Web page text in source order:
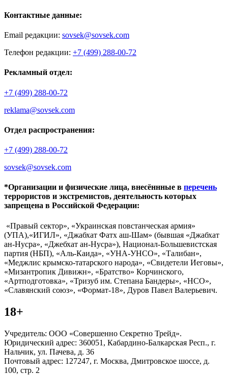
Контактные данные:
Email редакции: sovsek@sovsek.com
Телефон редакции: +7 (499) 288-00-72
Рекламный отдел:
+7 (499) 288-00-72
reklama@sovsek.com
Отдел распространения:
+7 (499) 288-00-72
sovsek@sovsek.com
*Организации и физические лица, внесённные в перечень
террористов и экстремистов, деятельность которых
запрещена в Российской Федерации:
«Правый сектор», «Украинская повстанческая армия»
(УПА),«ИГИЛ», «Джабхат Фатх аш-Шам» (бывшая «Джабхат
ан-Нусра», «Джебхат ан-Нусра»), Национал-Большевистская
партия (НБП), «Аль-Каида», «УНА-УНСО», «Талибан»,
«Меджлис крымско-татарского народа», «Свидетели Иеговы»,
«Мизантропик Дивижн», «Братство» Корчинского,
«Артподготовка», «Тризуб им. Степана Бандеры», «НСО»,
«Славянский союз», «Формат-18», Дуров Павел Валерьевич.
18+
Учредитель: ООО «Совершенно Секретно Трейд».
Юридический адрес: 360051, Кабардино-Балкарская Респ., г.
Нальчик, ул. Пачева, д. 36
Почтовый адрес: 127247, г. Москва, Дмитровское шоссе, д.
100, стр. 2